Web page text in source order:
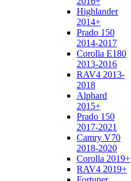
Highlander
2014+
Prado 150
2014-2017
Corolla E180
2013-2016
RAV4 2013-
2018
Alphard
2015+
Prado 150
2017-2021
Camry V70
2018-2020
Corolla 2019+
RAV4 2019+